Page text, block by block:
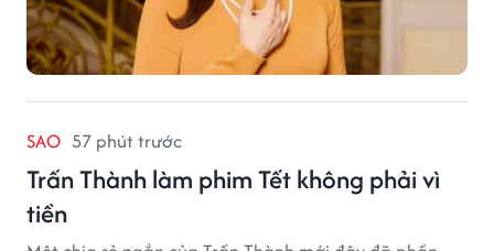
SAO 57 phút trước
Trấn Thành làm phim Tết không phải vì
tiền